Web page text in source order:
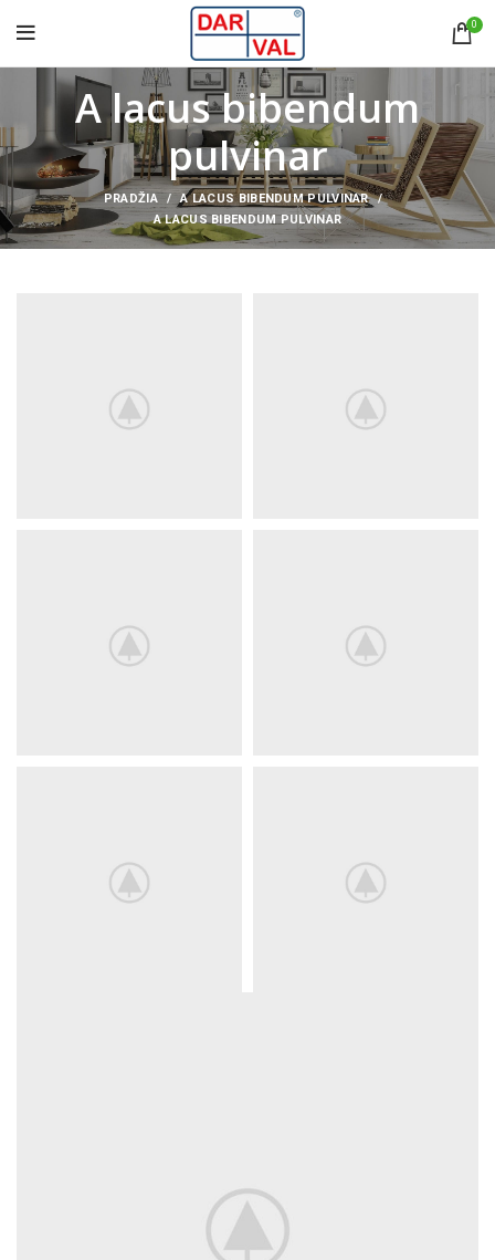
0
A lacus bibendum
pulvinar
PRADŽIA
A LACUS BIBENDUM PULVINAR
A LACUS BIBENDUM PULVINAR